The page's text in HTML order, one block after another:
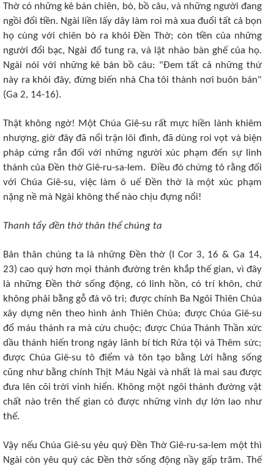
Thờ có những kẻ bán chiên, bò, bồ câu, và những người đang
ngồi đổi tiền. Ngài liền lấy dây làm roi mà xua đuổi tất cả bọn
họ cùng với chiên bò ra khỏi Đền Thờ; còn tiền của những
người đổi bạc, Ngài đổ tung ra, và lật nhào bàn ghế của họ.
Ngài nói với những kẻ bán bồ câu: "Đem tất cả những thứ
này ra khỏi đây, đừng biến nhà Cha tôi thành nơi buôn bán"
(Ga 2, 14-16).
Thật không ngờ! Một Chúa Giê-su rất mực hiền lành khiêm
nhượng, giờ đây đã nổi trận lôi đình, đã dùng roi vọt và biện
pháp cứng rắn đối với những người xúc phạm đến sự linh
thánh của Đền thờ Giê-ru-sa-lem. Điều đó chứng tỏ rằng đối
với Chúa Giê-su, việc làm ô uế Đền thờ là một xúc phạm
nặng nề mà Ngài không thể nào chịu đựng nổi!
Thanh tẩy đền thờ thân thể chúng ta
Bản thân chúng ta là những Đền thờ (I Cor 3, 16 & Ga 14,
23) cao quý hơn mọi thánh đường trên khắp thế gian, vì đây
là những Đền thờ sống động, có linh hồn, có trí khôn, chứ
không phải bằng gỗ đá vô tri; được chính Ba Ngôi Thiên Chúa
xây dựng nên theo hình ảnh Thiên Chúa; được Chúa Giê-su
đổ máu thánh ra mà cứu chuộc; được Chúa Thánh Thần xức
dầu thánh hiến trong ngày lãnh bí tích Rửa tội và Thêm sức;
được Chúa Giê-su tô điểm và tôn tạo bằng Lời hằng sống
cũng như bằng chính Thịt Máu Ngài và nhất là mai sau được
đưa lên cõi trời vinh hiển. Không một ngôi thánh đường vật
chất nào trên thế gian có được những vinh dự lớn lao như
thế.
Vậy nếu Chúa Giê-su yêu quý Đền Thờ Giê-ru-sa-lem một thì
Ngài còn yêu quý các Đền thờ sống động nầy gấp trăm. Thế